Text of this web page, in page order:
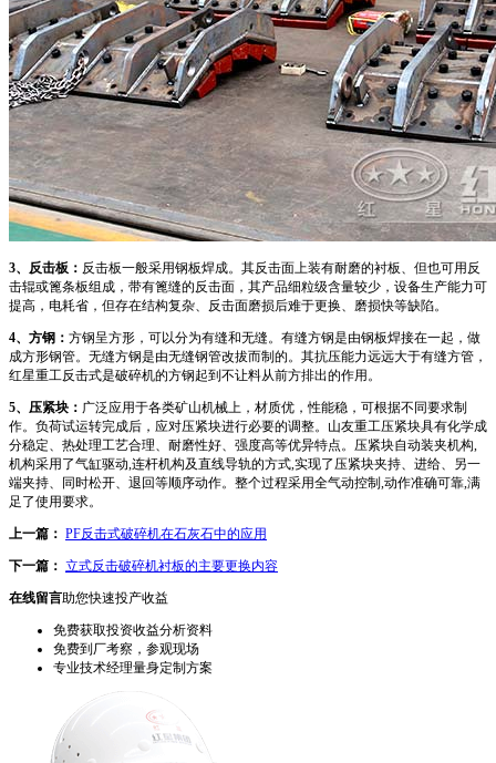
3、反击板： 反击板一般采用钢板焊成。其反击面上装有耐磨的衬板、但也可用反
击辊或篦条板组成，带有篦缝的反击面，其产品细粒级含量较少，设备生产能力可
提高，电耗省，但存在结构复杂、反击面磨损后难于更换、磨损快等缺陷。
4、方钢： 方钢呈方形，可以分为有缝和无缝。有缝方钢是由钢板焊接在一起，做
成方形钢管。无缝方钢是由无缝钢管改拔而制的。其抗压能力远远大于有缝方管，
红星重工反击式是破碎机的方钢起到不让料从前方排出的作用。
5、压紧块： 广泛应用于各类矿山机械上，材质优，性能稳，可根据不同要求制
作。负荷试运转完成后，应对压紧块进行必要的调整。山友重工压紧块具有化学成
分稳定、热处理工艺合理、耐磨性好、强度高等优异特点。压紧块自动装夹机构,
机构采用了气缸驱动,连杆机构及直线导轨的方式,实现了压紧块夹持、进给、另一
端夹持、同时松开、退回等顺序动作。整个过程采用全气动控制,动作准确可靠,满
足了使用要求。
上一篇： PF反击式破碎机在石灰石中的应用
下一篇： 立式反击破碎机衬板的主要更换内容
在线留言助您快速投产收益
免费获取投资收益分析资料
免费到厂考察，参观现场
专业技术经理量身定制方案